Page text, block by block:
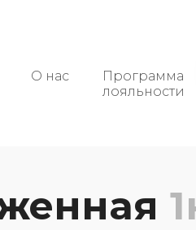
О нас
Программа
лояльности